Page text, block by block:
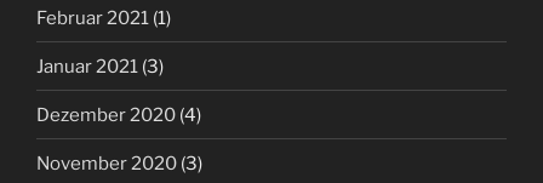
Februar 2021 (1)
Januar 2021 (3)
Dezember 2020 (4)
November 2020 (3)